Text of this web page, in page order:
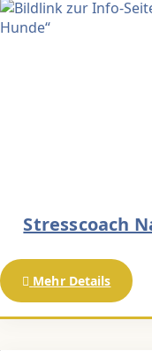
Stresscoach
Mehr Details